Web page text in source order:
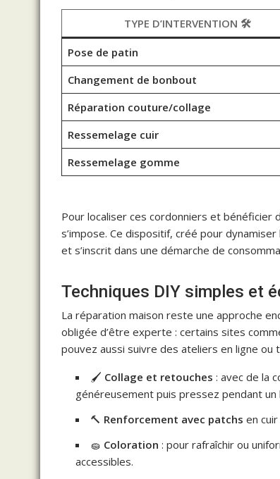
TYPE D’INTERVENTION 🛠️
Pose de patin
Changement de bonbout
Réparation couture/collage
Ressemelage cuir
Ressemelage gomme
Pour localiser ces cordonniers et bénéficier
s’impose. Ce dispositif, créé pour
et s’inscrit dans une démarche de
Techniques DIY simples et
La réparation maison reste une approche
obligée d’être experte : certains sites
pouvez aussi suivre des ateliers en ligne
🖌️ Collage et retouches : avec de la
généreusement puis pressez pendant un
🔨 Renforcement avec patchs en
🧽 Coloration : pour rafraîchir ou
accessibles.